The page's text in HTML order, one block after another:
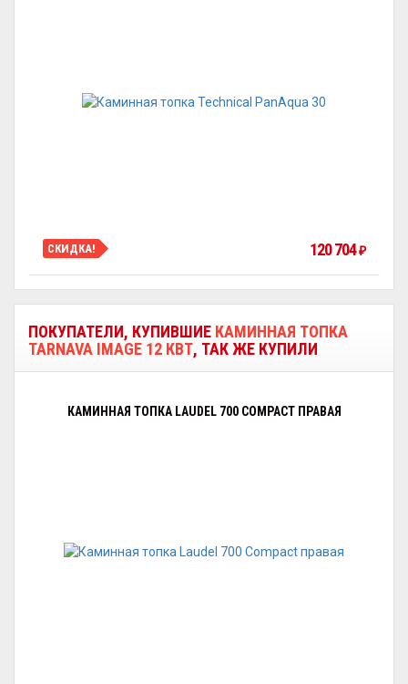
СКИДКА! 120 704₽
ПОКУПАТЕЛИ, КУПИВШИЕ КАМИННАЯ ТОПКА
TARNAVA IMAGE 12 КВТ, ТАК ЖЕ КУПИЛИ
КАМИННАЯ ТОПКА LAUDEL 700 COMPACT ПРАВАЯ